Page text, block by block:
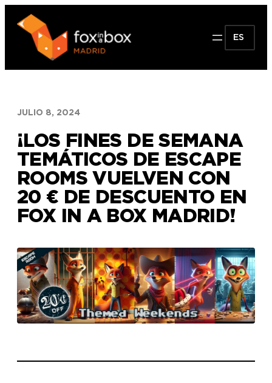
Saltar
contenido
ES
JULIO 8, 2024
¡LOS FINES DE SEMANA
TEMÁTICOS DE ESCAPE
ROOMS VUELVEN CON
20 € DE DESCUENTO EN
FOX IN A BOX MADRID!